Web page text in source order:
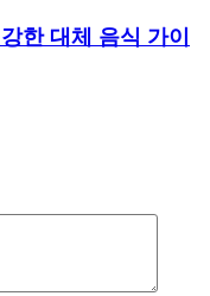
한 대체 음식 가이